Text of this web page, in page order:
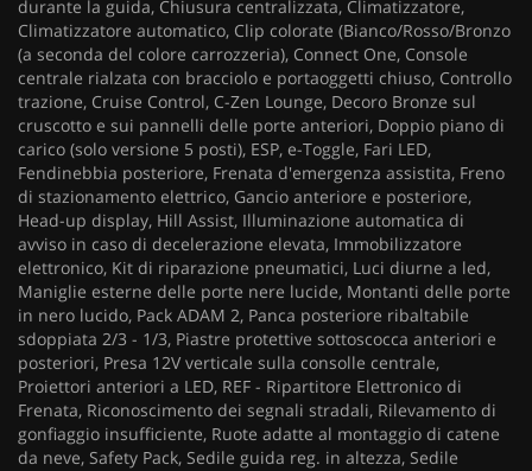
durante la guida, Chiusura centralizzata, Climatizzatore,
Climatizzatore automatico, Clip colorate (Bianco/Rosso/Bronzo
(a seconda del colore carrozzeria), Connect One, Console
centrale rialzata con bracciolo e portaoggetti chiuso, Controllo
trazione, Cruise Control, C-Zen Lounge, Decoro Bronze sul
cruscotto e sui pannelli delle porte anteriori, Doppio piano di
carico (solo versione 5 posti), ESP, e-Toggle, Fari LED,
Fendinebbia posteriore, Frenata d'emergenza assistita, Freno
di stazionamento elettrico, Gancio anteriore e posteriore,
Head-up display, Hill Assist, Illuminazione automatica di
avviso in caso di decelerazione elevata, Immobilizzatore
elettronico, Kit di riparazione pneumatici, Luci diurne a led,
Maniglie esterne delle porte nere lucide, Montanti delle porte
in nero lucido, Pack ADAM 2, Panca posteriore ribaltabile
sdoppiata 2/3 - 1/3, Piastre protettive sottoscocca anteriori e
posteriori, Presa 12V verticale sulla consolle centrale,
Proiettori anteriori a LED, REF - Ripartitore Elettronico di
Frenata, Riconoscimento dei segnali stradali, Rilevamento di
gonfiaggio insufficiente, Ruote adatte al montaggio di catene
da neve, Safety Pack, Sedile guida reg. in altezza, Sedile